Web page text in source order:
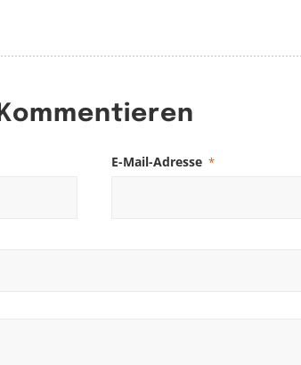
Kommentieren
E-Mail-Adresse *